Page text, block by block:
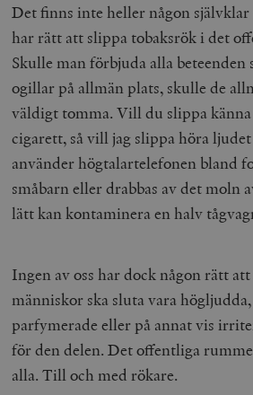
Det finns inte heller någon
har rätt att slippa tobaksrök i det
Skulle man förbjuda alla beteenden
ogillar på allmän plats, skulle de
väldigt tomma. Vill du slippa
cigarett, så vill jag slippa höra
använder högtalartelefonen bland
småbarn eller drabbas av det moln
lätt kan kontaminera en halv
Ingen av oss har dock någon rätt
människor ska sluta vara
parfymerade eller på annat vis
för den delen. Det offentliga
alla. Till och med rökare.